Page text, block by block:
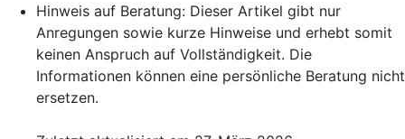
Hinweis auf Beratung: Dieser Artikel gibt nur
Anregungen sowie kurze Hinweise und erhebt somit
keinen Anspruch auf Vollständigkeit. Die
Informationen können eine persönliche Beratung nicht
ersetzen.